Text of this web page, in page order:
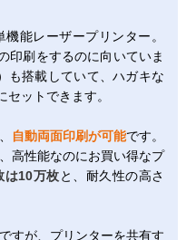
能レーザープリンター。
印刷をするのに向いていま
も搭載していて、ハガキな
ットできます。
自動両面印刷が可能です。
高性能なのにお買い得なプ
は10万枚と、耐久性の高さ
すが、プリンターを共有す